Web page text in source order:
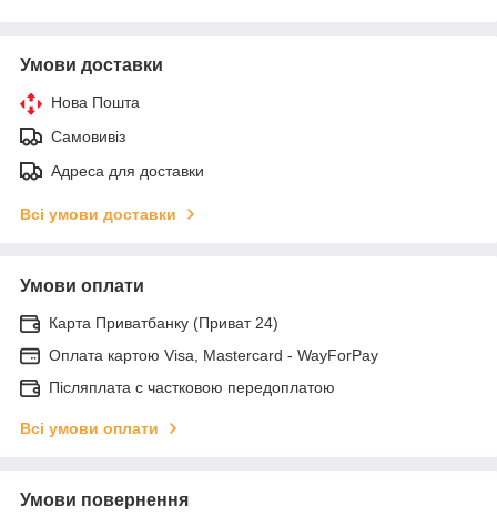
Умови доставки
Нова Пошта
Самовивіз
Адреса для доставки
Всі умови доставки
Умови оплати
Карта Приватбанку (Приват 24)
Оплата картою Visa, Mastercard - WayForPay
Післяплата с частковою передоплатою
Всі умови оплати
Умови повернення